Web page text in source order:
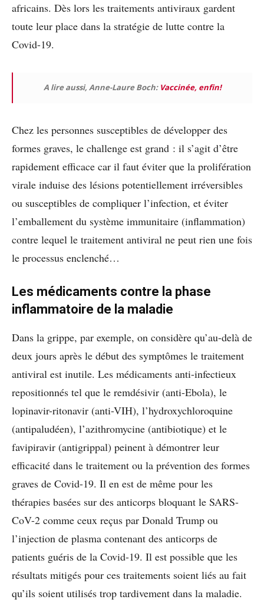
africains. Dès lors les traitements antiviraux gardent
toute leur place dans la stratégie de lutte contre la
Covid-19.
A lire aussi, Anne-Laure Boch: Vaccinée, enfin!
Chez les personnes susceptibles de développer des
formes graves, le challenge est grand : il s’agit d’être
rapidement efficace car il faut éviter que la prolifération
virale induise des lésions potentiellement irréversibles
ou susceptibles de compliquer l’infection, et éviter
l’emballement du système immunitaire (inflammation)
contre lequel le traitement antiviral ne peut rien une fois
le processus enclenché…
Les médicaments contre la phase
inflammatoire de la maladie
Dans la grippe, par exemple, on considère qu’au-delà de
deux jours après le début des symptômes le traitement
antiviral est inutile. Les médicaments anti-infectieux
repositionnés tel que le remdésivir (anti-Ebola), le
lopinavir-ritonavir (anti-VIH), l’hydroxychloroquine
(antipaludéen), l’azithromycine (antibiotique) et le
favipiravir (antigrippal) peinent à démontrer leur
efficacité dans le traitement ou la prévention des formes
graves de Covid-19. Il en est de même pour les
thérapies basées sur des anticorps bloquant le SARS-
CoV-2 comme ceux reçus par Donald Trump ou
l’injection de plasma contenant des anticorps de
patients guéris de la Covid-19. Il est possible que les
résultats mitigés pour ces traitements soient liés au fait
qu’ils soient utilisés trop tardivement dans la maladie.